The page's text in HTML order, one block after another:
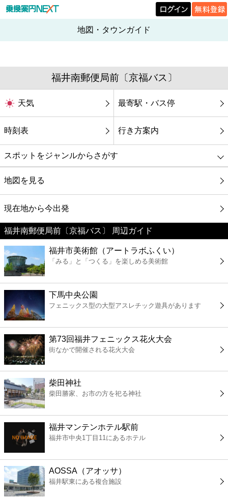
地図・タウンガイド
福井南郵便局前〔京福バス〕
天気 最寄駅・バス停
時刻表 行き方案内
スポットをジャンルからさがす
グルメ
映画
美容
コンビニ
薬局
スーパー
エンタメ
書店
ファミレス
ファーストフード
カフェ
地図を見る
現在地から今出発
福井南郵便局前〔京福バス〕 周辺ガイド
福井市美術館（アートラボふくい）
「みる」と「つくる」を楽しめる美術館
下馬中央公園
フェニックス型の大型アスレチック遊具があります
第73回福井フェニックス花火大会
街なかで開催される花火大会
柴田神社
柴田勝家、お市の方を祀る神社
福井マンテンホテル駅前
福井市中央1丁目11にあるホテル
AOSSA（アオッサ）
福井駅東にある複合施設